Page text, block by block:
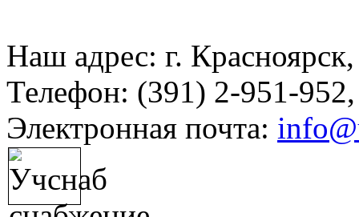
Наш адрес: г.
Телефон: (391) 2-951-
Электронная почта: